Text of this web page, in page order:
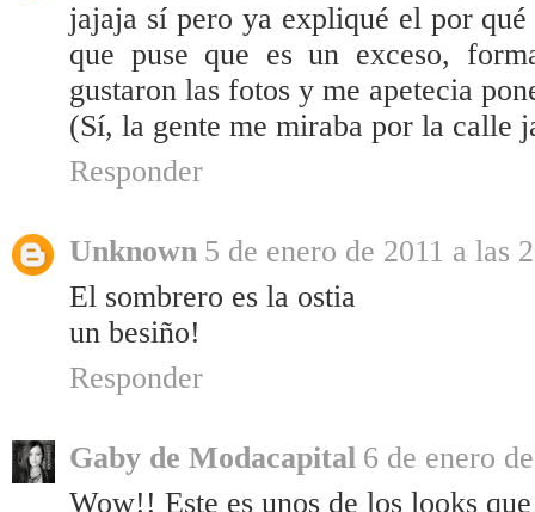
jajaja sí pero ya expliqué el por
que puse que es un exceso,
gustaron las fotos y me apetecia
(Sí, la gente me miraba por la calle
Responder
Unknown 5 de enero de 2011 a las
El sombrero es la ostia
un besiño!
Responder
Gaby de Modacapital 6 de enero
Wow!! Este es unos de los looks